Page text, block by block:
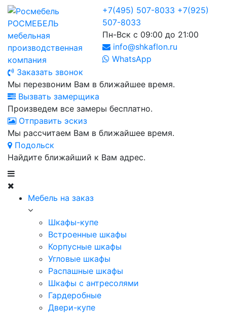
РОСМЕБЕЛЬ
мебельная
производственная
компания
+7(495) 507-8033 +7(925)
507-8033
Пн-Вск с 09:00 до 21:00
info@shkaflon.ru
WhatsApp
Заказать звонок
Мы перезвоним Вам в ближайшее время.
Вызвать замерщика
Произведем все замеры бесплатно.
Отправить эскиз
Мы рассчитаем Вам в ближайшее время.
Подольск
Найдите ближайший к Вам адрес.
Мебель на заказ
Шкафы-купе
Встроенные шкафы
Корпусные шкафы
Угловые шкафы
Распашные шкафы
Шкафы с антресолями
Гардеробные
Двери-купе